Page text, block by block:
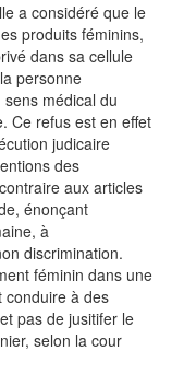
a considéré que le
produits féminins,
dans sa cellule
personne
médical du
Ce refus est en effet
judicaire
des
aux articles
énonçant
à
discrimination.
féminin dans une
conduire à des
pas de jusitifer le
selon la cour